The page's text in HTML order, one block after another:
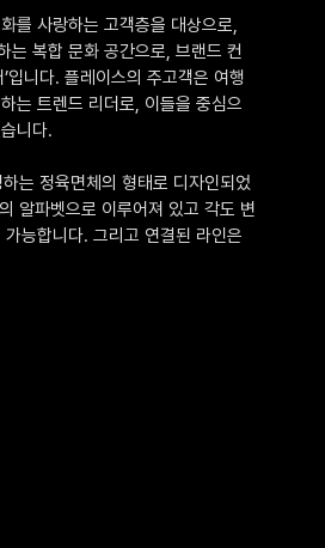
를 사랑하는 고객층을 대상으로,
는 복합 문화 공간으로, 브랜드 컨
입니다. 플레이스의 주고객은 여행
는 트렌드 리더로, 이들을 중심으
니다.
는 정육면체의 형태로 디자인되었
알파벳으로 이루어져 있고 각도 변
능합니다. 그리고 연결된 라인은